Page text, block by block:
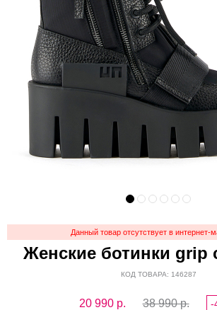
Данный товар отсутствует в интернет-
Женские ботинки grip
КОД ТОВАРА: 146287
20 990р. 38 990 р. -